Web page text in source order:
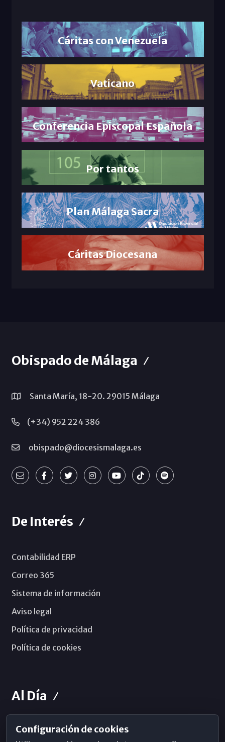
Cáritas con Venezuela
Vaticano
Conferencia Episcopal Española
Por tantos
Plan Málaga Sacra
Cáritas Diocesana
Obispado de Málaga
Santa María, 18-20. 29015 Málaga
(+34) 952 224 386
obispado@diocesismalaga.es
De Interés
Contabilidad ERP
Correo 365
Sistema de información
Aviso legal
Política de privacidad
Política de cookies
Al Día
Horarios de Misa
Configuración de cookies